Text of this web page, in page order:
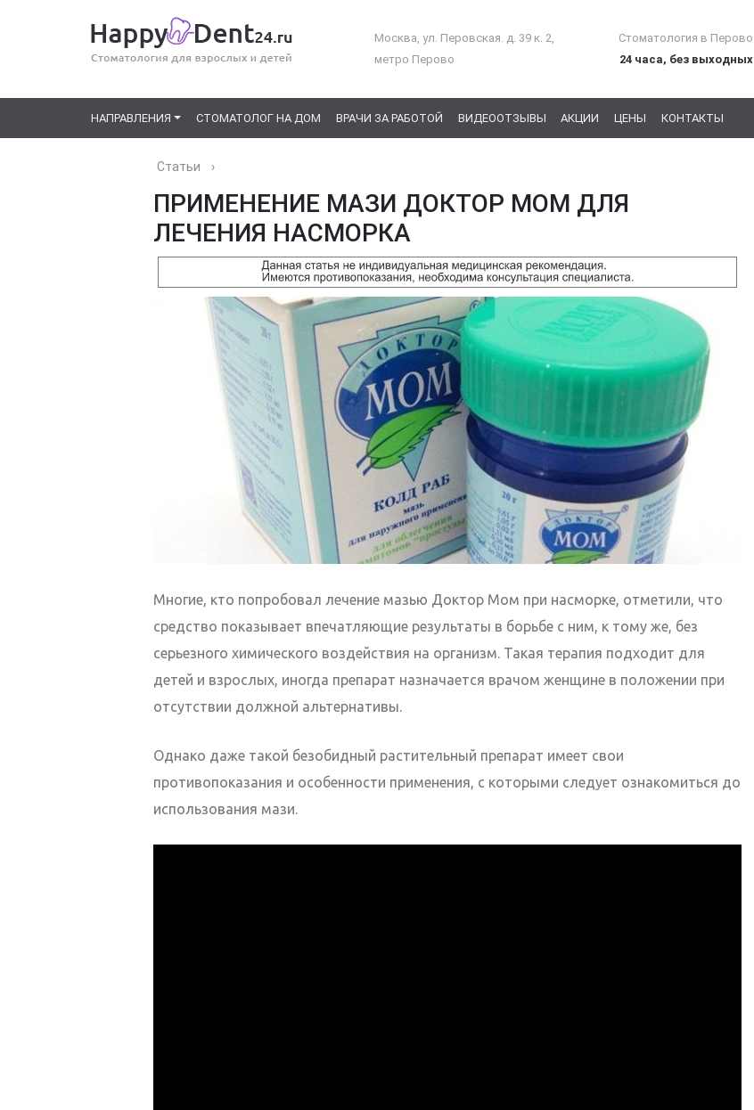
Москва, ул. Перовская. д. 39 к. 2,
метро Перово
Стоматология в Перово
24 часа, без выходных
НАПРАВЛЕНИЯ СТОМАТОЛОГ НА ДОМ ВРАЧИ ЗА РАБОТОЙ ВИДЕООТЗЫВЫ АКЦИИ ЦЕНЫ КОНТАКТЫ
Статьи ›
ПРИМЕНЕНИЕ МАЗИ ДОКТОР МОМ ДЛЯ
ЛЕЧЕНИЯ НАСМОРКА
Многие, кто попробовал лечение мазью Доктор Мом при насморке, отметили, что
средство показывает впечатляющие результаты в борьбе с ним, к тому же, без
серьезного химического воздействия на организм. Такая терапия подходит для
детей и взрослых, иногда препарат назначается врачом женщине в положении при
отсутствии должной альтернативы.
Однако даже такой безобидный растительный препарат имеет свои
противопоказания и особенности применения, с которыми следует ознакомиться до
использования мази.